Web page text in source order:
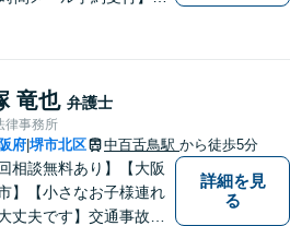
竜也 弁護士
律事務所
府 堺市北区 中百舌鳥駅 から徒歩5分
回相談無料あり】【大阪
】【小さなお子様連れ
丈夫です】交通事故、
詳細を見
る